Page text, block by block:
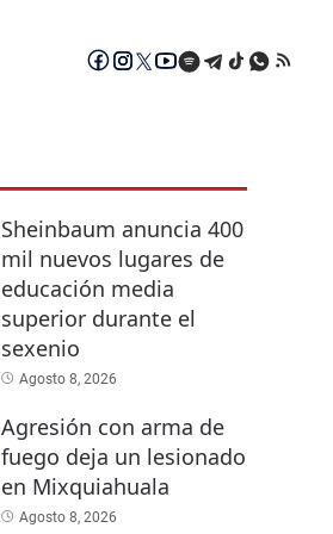
Sheinbaum anuncia 400
mil nuevos lugares de
educación media
superior durante el
sexenio
Agosto 8, 2026
Agresión con arma de
fuego deja un lesionado
en Mixquiahuala
Agosto 8, 2026